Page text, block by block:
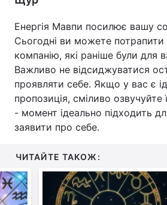
Енергія Мавпи посилює вашу
Сьогодні ви можете потрапити
компанію, які раніше були для
Важливо не відсиджуватися
проявляти себе. Якщо у вас є
пропозиція, сміливо озвучуйте
- момент ідеально підходить
заявити про себе.
ЧИТАЙТЕ ТАКОЖ: